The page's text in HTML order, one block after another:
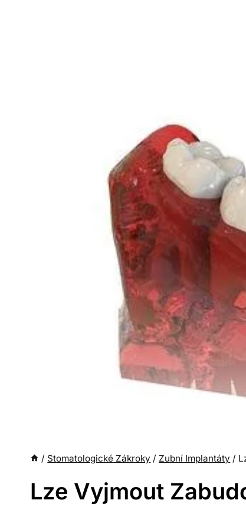
/ Stomatologické Zákroky / Zubní Implantáty /
Lze Vyjmout